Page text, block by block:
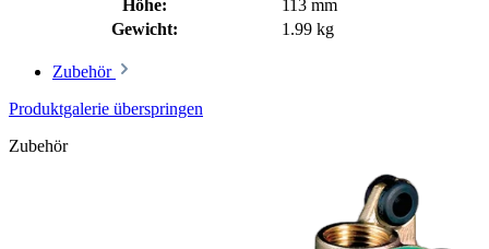
Höhe:
113 mm
Gewicht:
1.99 kg
Zubehör
Produktgalerie überspringen
Zubehör